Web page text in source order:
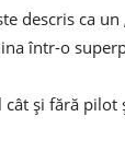
descris ca
într-o
și fără